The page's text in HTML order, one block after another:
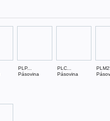
PLP...
Pásovina
PLC...
Pásovina